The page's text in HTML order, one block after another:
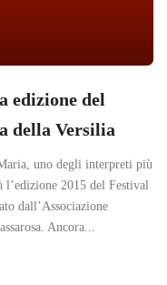
edizione del
della Versilia
uno degli interpreti più
2015 del Festival
dall’Associazione
Ancora...